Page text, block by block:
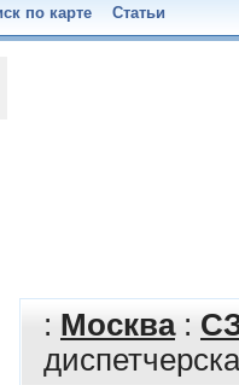
по карте Статьи
: Москва: